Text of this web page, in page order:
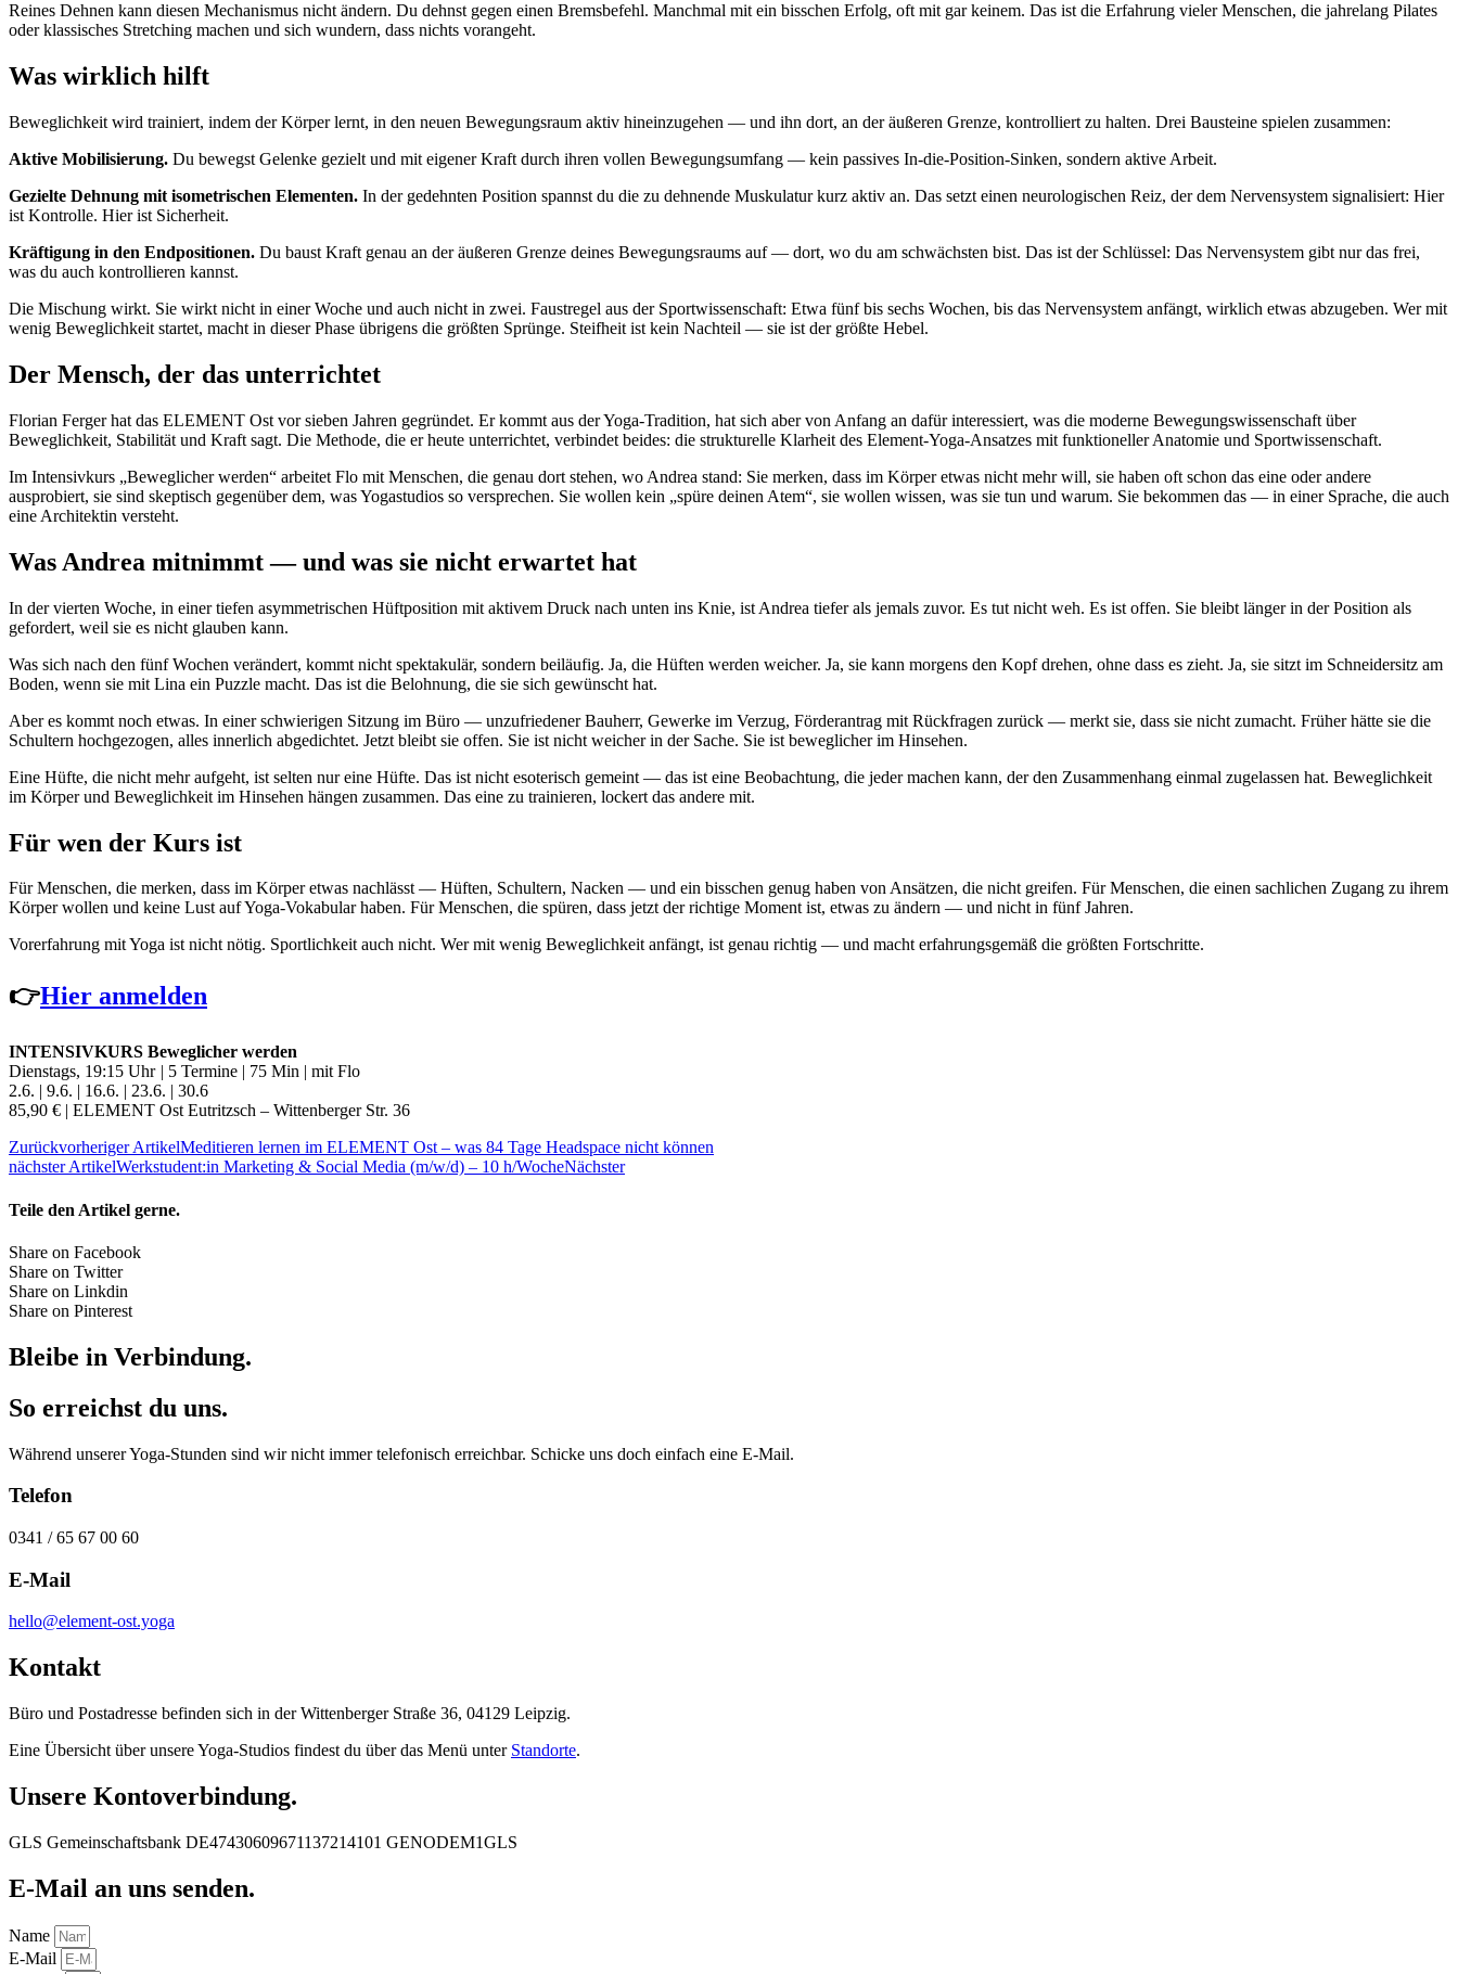
Reines Dehnen kann diesen Mechanismus nicht ändern. Du dehnst gegen einen Bremsbefehl. Manchmal mit ein bisschen Erfolg, oft mit gar keinem. Das ist die Erfahrung vieler Menschen, die jahrelang Pilates
oder klassisches Stretching machen und sich wundern, dass nichts vorangeht.
Was wirklich hilft
Beweglichkeit wird trainiert, indem der Körper lernt, in den neuen Bewegungsraum aktiv hineinzugehen — und ihn dort, an der äußeren Grenze, kontrolliert zu halten. Drei Bausteine spielen zusammen:
Aktive Mobilisierung. Du bewegst Gelenke gezielt und mit eigener Kraft durch ihren vollen Bewegungsumfang — kein passives In-die-Position-Sinken, sondern aktive Arbeit.
Gezielte Dehnung mit isometrischen Elementen. In der gedehnten Position spannst du die zu dehnende Muskulatur kurz aktiv an. Das setzt einen neurologischen Reiz, der dem Nervensystem signalisiert: Hier
ist Kontrolle. Hier ist Sicherheit.
Kräftigung in den Endpositionen. Du baust Kraft genau an der äußeren Grenze deines Bewegungsraums auf — dort, wo du am schwächsten bist. Das ist der Schlüssel: Das Nervensystem gibt nur das frei,
was du auch kontrollieren kannst.
Die Mischung wirkt. Sie wirkt nicht in einer Woche und auch nicht in zwei. Faustregel aus der Sportwissenschaft: Etwa fünf bis sechs Wochen, bis das Nervensystem anfängt, wirklich etwas abzugeben. Wer mit
wenig Beweglichkeit startet, macht in dieser Phase übrigens die größten Sprünge. Steifheit ist kein Nachteil — sie ist der größte Hebel.
Der Mensch, der das unterrichtet
Florian Ferger hat das ELEMENT Ost vor sieben Jahren gegründet. Er kommt aus der Yoga-Tradition, hat sich aber von Anfang an dafür interessiert, was die moderne Bewegungswissenschaft über
Beweglichkeit, Stabilität und Kraft sagt. Die Methode, die er heute unterrichtet, verbindet beides: die strukturelle Klarheit des Element-Yoga-Ansatzes mit funktioneller Anatomie und Sportwissenschaft.
Im Intensivkurs „Beweglicher werden“ arbeitet Flo mit Menschen, die genau dort stehen, wo Andrea stand: Sie merken, dass im Körper etwas nicht mehr will, sie haben oft schon das eine oder andere
ausprobiert, sie sind skeptisch gegenüber dem, was Yogastudios so versprechen. Sie wollen kein „spüre deinen Atem“, sie wollen wissen, was sie tun und warum. Sie bekommen das — in einer Sprache, die auch
eine Architektin versteht.
Was Andrea mitnimmt — und was sie nicht erwartet hat
In der vierten Woche, in einer tiefen asymmetrischen Hüftposition mit aktivem Druck nach unten ins Knie, ist Andrea tiefer als jemals zuvor. Es tut nicht weh. Es ist offen. Sie bleibt länger in der Position als
gefordert, weil sie es nicht glauben kann.
Was sich nach den fünf Wochen verändert, kommt nicht spektakulär, sondern beiläufig. Ja, die Hüften werden weicher. Ja, sie kann morgens den Kopf drehen, ohne dass es zieht. Ja, sie sitzt im Schneidersitz am
Boden, wenn sie mit Lina ein Puzzle macht. Das ist die Belohnung, die sie sich gewünscht hat.
Aber es kommt noch etwas. In einer schwierigen Sitzung im Büro — unzufriedener Bauherr, Gewerke im Verzug, Förderantrag mit Rückfragen zurück — merkt sie, dass sie nicht zumacht. Früher hätte sie die
Schultern hochgezogen, alles innerlich abgedichtet. Jetzt bleibt sie offen. Sie ist nicht weicher in der Sache. Sie ist beweglicher im Hinsehen.
Eine Hüfte, die nicht mehr aufgeht, ist selten nur eine Hüfte. Das ist nicht esoterisch gemeint — das ist eine Beobachtung, die jeder machen kann, der den Zusammenhang einmal zugelassen hat. Beweglichkeit
im Körper und Beweglichkeit im Hinsehen hängen zusammen. Das eine zu trainieren, lockert das andere mit.
Für wen der Kurs ist
Für Menschen, die merken, dass im Körper etwas nachlässt — Hüften, Schultern, Nacken — und ein bisschen genug haben von Ansätzen, die nicht greifen. Für Menschen, die einen sachlichen Zugang zu ihrem
Körper wollen und keine Lust auf Yoga-Vokabular haben. Für Menschen, die spüren, dass jetzt der richtige Moment ist, etwas zu ändern — und nicht in fünf Jahren.
Vorerfahrung mit Yoga ist nicht nötig. Sportlichkeit auch nicht. Wer mit wenig Beweglichkeit anfängt, ist genau richtig — und macht erfahrungsgemäß die größten Fortschritte.
👉Hier anmelden
INTENSIVKURS Beweglicher werden
Dienstags, 19:15 Uhr | 5 Termine | 75 Min | mit Flo
2.6. | 9.6. | 16.6. | 23.6. | 30.6
85,90 € | ELEMENT Ost Eutritzsch – Wittenberger Str. 36
Zurückvorheriger ArtikelMeditieren lernen im ELEMENT Ost – was 84 Tage Headspace nicht können
nächster ArtikelWerkstudent:in Marketing & Social Media (m/w/d) – 10 h/WocheNächster
Teile den Artikel gerne.
Share on Facebook
Share on Twitter
Share on Linkdin
Share on Pinterest
Bleibe in Verbindung.
So erreichst du uns.
Während unserer Yoga-Stunden sind wir nicht immer telefonisch erreichbar. Schicke uns doch einfach eine E-Mail.
Telefon
0341 / 65 67 00 60
E-Mail
hello@element-ost.yoga
Kontakt
Büro und Postadresse befinden sich in der Wittenberger Straße 36, 04129 Leipzig.
Eine Übersicht über unsere Yoga-Studios findest du über das Menü unter Standorte.
Unsere Kontoverbindung.
GLS Gemeinschaftsbank DE47430609671137214101 GENODEM1GLS
E-Mail an uns senden.
Name
E-Mail